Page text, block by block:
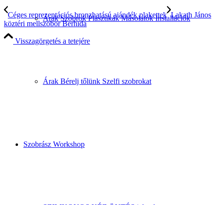
Árak Szobrok Plasztikák Másolatok Installációk
Árak Bérelj tőlünk Szelfi szobrokat
Szobrász Workshop
Céges reprezentációs bronzhatású ajándék plakettek Lakath János
köztéri mellszobor Berhida
Visszagörgetés a tetejére